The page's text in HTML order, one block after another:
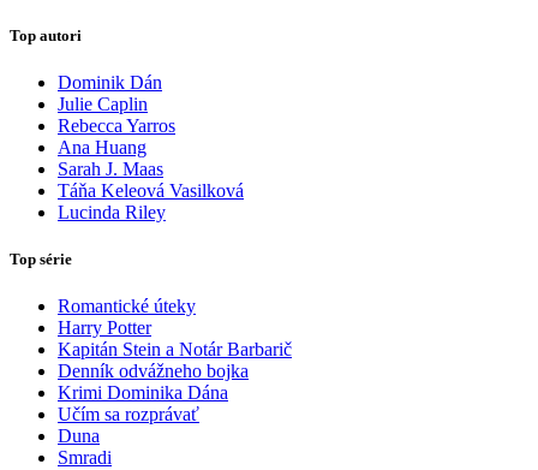
Top autori
Dominik Dán
Julie Caplin
Rebecca Yarros
Ana Huang
Sarah J. Maas
Táňa Keleová Vasilková
Lucinda Riley
Top série
Romantické úteky
Harry Potter
Kapitán Stein a Notár Barbarič
Denník odvážneho bojka
Krimi Dominika Dána
Učím sa rozprávať
Duna
Smradi